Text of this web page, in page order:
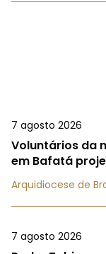
7 agosto 2026
Voluntários da
em Bafatá
Arquidiocese de
7 agosto 2026